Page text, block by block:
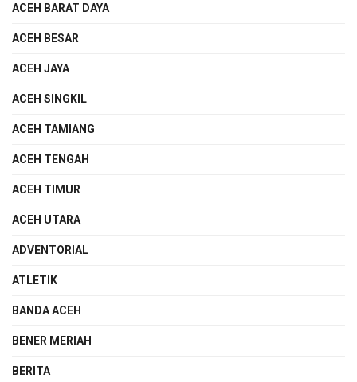
ACEH BARAT DAYA
ACEH BESAR
ACEH JAYA
ACEH SINGKIL
ACEH TAMIANG
ACEH TENGAH
ACEH TIMUR
ACEH UTARA
ADVENTORIAL
ATLETIK
BANDA ACEH
BENER MERIAH
BERITA